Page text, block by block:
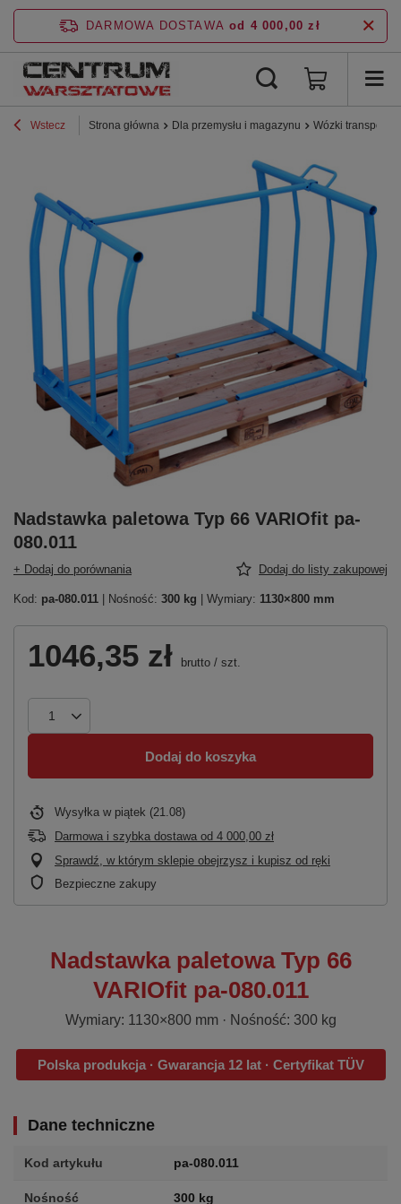
DARMOWA DOSTAWA od 4 000,00 zł
Wstecz Strona główna Dla przemysłu i magazynu Wózki
Nadstawka paletowa Typ 66 VARIOfit pa-
080.011
+ Dodaj do porównania Dodaj do listy zakupowej
Kod: pa-080.011 | Nośność: 300 kg | Wymiary: 1130×800 mm
1046,35 zł brutto / szt.
Dodaj do koszyka
Wysyłka w piątek (21.08)
Darmowa i szybka dostawa od 4 000,00 zł
Sprawdź, w którym sklepie obejrzysz i kupisz od ręki
Bezpieczne zakupy
Nadstawka paletowa Typ 66
VARIOfit pa-080.011
Wymiary: 1130×800 mm · Nośność: 300 kg
Polska produkcja · Gwarancja 12 lat · Certyfikat TÜV
Dane techniczne
Kod artykułu pa-080.011
Nośność 300 kg